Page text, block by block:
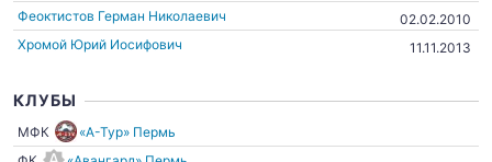
Феоктистов Герман Николаевич
02.02.2010
Хромой Юрий Иосифович
11.11.2013
КЛУБЫ
МФК
«А-Тур» Пермь